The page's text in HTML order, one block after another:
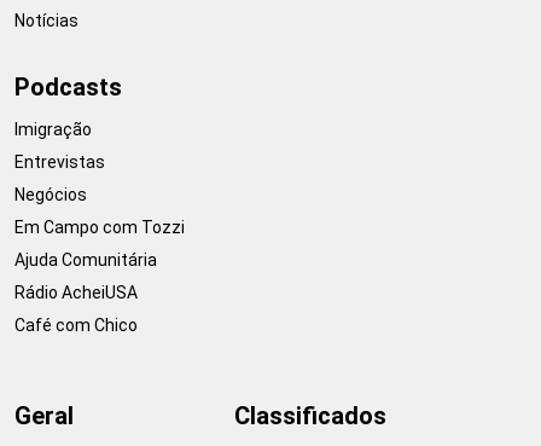
Notícias
Podcasts
Imigração
Entrevistas
Negócios
Em Campo com Tozzi
Ajuda Comunitária
Rádio AcheiUSA
Café com Chico
Geral Classificados